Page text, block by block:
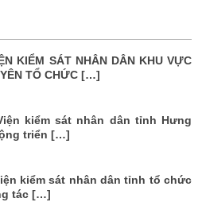
KIỂM SÁT NHÂN DÂN KHU VỰC
TỔ CHỨC […]
kiểm sát nhân dân tỉnh Hưng
triển […]
kiểm sát nhân dân tỉnh tổ chức
tác […]